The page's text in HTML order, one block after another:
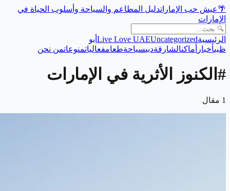
🌴عيش حب الإماراتدليل المطاعم والسياحة وأسلوب الحياة في
الإمارات
الرئيسية Live Love UAEUncategorized
أبو
ظبيأخبار أماكنالشارقةدبيسياحةطعامفعالياتمنوعاتمن نحن
# الكنوز الأثرية في الإمارات
1 مقال